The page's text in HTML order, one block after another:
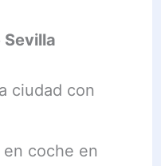
ciudad con
coche en